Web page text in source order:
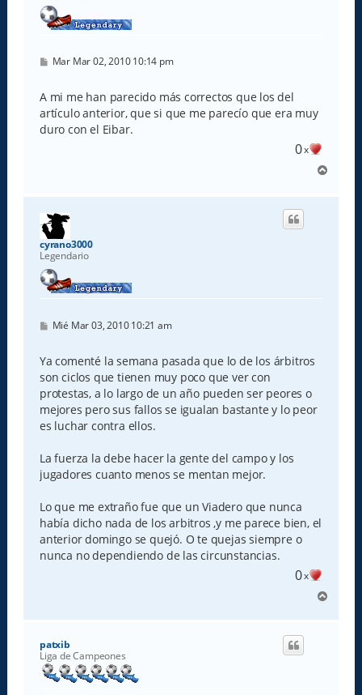
M
s
a
j
e
Mar Mar 02, 2010 10:14 pm
A mi me han parecido más correctos que los del
artículo anterior, que si que me parecío que era muy
duro con el Eibar.
0x
r
cyrano3000
Legendario
M
s
a
j
e
Mié Mar 03, 2010 10:21 am
Ya comenté la semana pasada que lo de los árbitros
son ciclos que tienen muy poco que ver con
protestas, a lo largo de un año pueden ser peores o
mejores pero sus fallos se igualan bastante y lo peor
es luchar contra ellos.
La fuerza la debe hacer la gente del campo y los
jugadores cuanto menos se mentan mejor.
Lo que me extraño fue que un Viadero que nunca
había dicho nada de los arbitros ,y me parece bien, el
anterior domingo se quejó. O te quejas siempre o
nunca no dependiendo de las circunstancias.
0x
r
patxib
Liga de Campeones